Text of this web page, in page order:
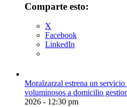
Comparte esto:
X
Facebook
LinkedIn
Moralzarzal estrena un servicio
voluminosos a domicilio
2026 - 12:30 pm